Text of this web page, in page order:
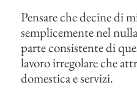
Pensare che decine di
semplicemente nel
parte consistente di
lavoro irregolare che
domestica e servizi.